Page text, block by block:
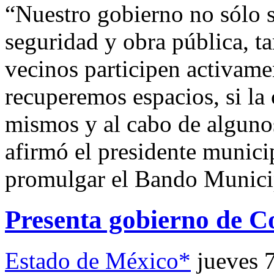
“Nuestro gobierno no sólo
seguridad y obra pública,
vecinos participen
recuperemos espacios, si
mismos y al cabo de
afirmó el presidente
promulgar el Bando
Presenta gobierno de
Estado de México* jueves